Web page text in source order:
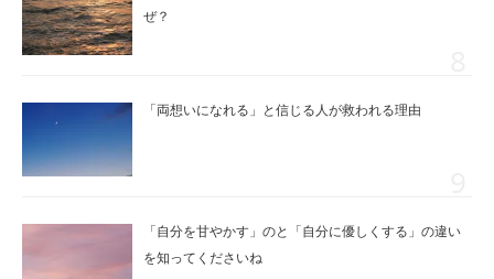
ぜ？
「両想いになれる」と信じる人が救われる理由
「自分を甘やかす」のと「自分に優しくする」の違い
を知ってくださいね